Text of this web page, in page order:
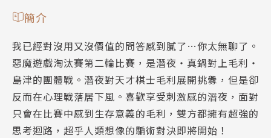
簡介
我已經對沒用又沒價值的問答感到膩了…你太無聊了。
惡魔遊戲淘汰賽第二輪比賽，是潛夜・真鍋對上毛利・
島津的團體戰。潛夜對天才棋士毛利展開挑釁，但是卻
反而在心理戰落居下風。喜歡享受刺激感的潛夜，面對
只會在比賽中感到生存意義的毛利，雙方都擁有超強的
思考迴路，超乎人類想像的騙術對決即將開始！